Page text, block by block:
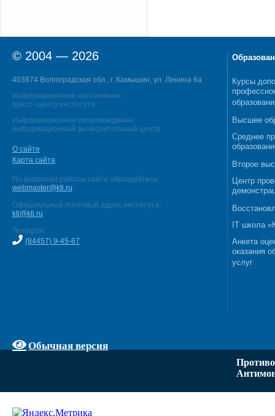
© 2004 — 2026
403874 Волгоградская обл., г. Камышин, ул. Ленина 6а
Информационное наполнение:
пресс–центр института
Информационное сопровождение:
информационный вычислительный центр
О сайте
Карта сайта
По вопросам работы сайта обращайтесь:
webmaster@kti.ru
Официальный почтовый адрес института:
kti@kti.ru
Телефон:
(84457) 9-45-67
Обычная версия
Курсы
Высшее
Среднее
Второе
Центр
IT школа
Анкета
оказания
услуг